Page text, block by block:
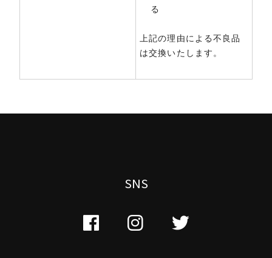
る
上記の理由による不良品
は交換いたします。
SNS